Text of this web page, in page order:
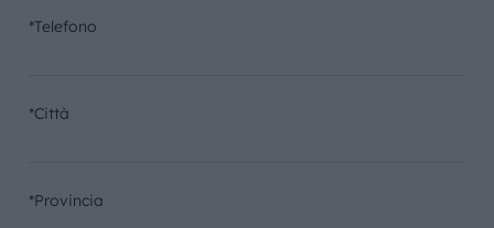
*Telefono
*Città
*Provincia